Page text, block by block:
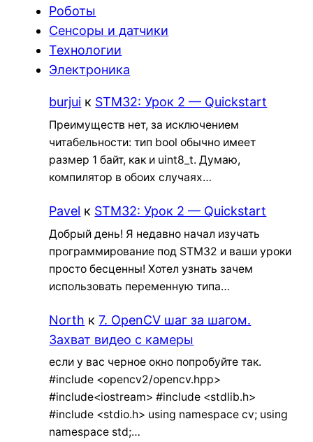
Роботы
Сенсоры и датчики
Технологии
Электроника
burjui к STM32: Урок 2 — Quickstart
Преимуществ нет, за исключением
читабельности: тип bool обычно имеет
размер 1 байт, как и uint8_t. Думаю,
компилятор в обоих случаях…
Pavel к STM32: Урок 2 — Quickstart
Добрый день! Я недавно начал изучать
программирование под STM32 и ваши уроки
просто бесценны! Хотел узнать зачем
использовать переменную типа…
North к7. OpenCV шаг за шагом.
Захват видео с камеры
если у вас черное окно попробуйте так.
#include <opencv2/opencv.hpp>
#include<iostream> #include <stdlib.h>
#include <stdio.h> using namespace cv; using
namespace std;…